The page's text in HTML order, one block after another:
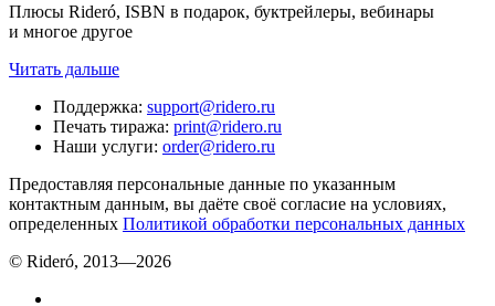
Плюсы Rideró, ISBN в подарок, буктрейлеры, вебинары
и многое другое
Читать дальше
Поддержка: support@ridero.ru
Печать тиража: print@ridero.ru
Наши услуги: order@ridero.ru
Предоставляя персональные данные по указанным
контактным данным, вы даёте своё согласие на условиях,
определенных Политикой обработки персональных данных
© Rideró, 2013—2026